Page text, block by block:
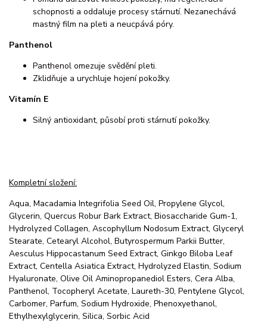
schopnosti a oddaluje procesy stárnutí. Nezanechává
mastný film na pleti a neucpává póry.
Panthenol
Panthenol omezuje svědění pleti.
Zklidňuje a urychluje hojení pokožky.
Vitamín E
Silný antioxidant, působí proti stárnutí pokožky.
Kompletní složení:
Aqua, Macadamia Integrifolia Seed Oil, Propylene Glycol,
Glycerin, Quercus Robur Bark Extract, Biosaccharide Gum-1,
Hydrolyzed Collagen, Ascophyllum Nodosum Extract, Glyceryl
Stearate, Cetearyl Alcohol, Butyrospermum Parkii Butter,
Aesculus Hippocastanum Seed Extract, Ginkgo Biloba Leaf
Extract, Centella Asiatica Extract, Hydrolyzed Elastin, Sodium
Hyaluronate, Olive Oil Aminopropanediol Esters, Cera Alba,
Panthenol, Tocopheryl Acetate, Laureth-30, Pentylene Glycol,
Carbomer, Parfum, Sodium Hydroxide, Phenoxyethanol,
Ethylhexylglycerin, Silica, Sorbic Acid